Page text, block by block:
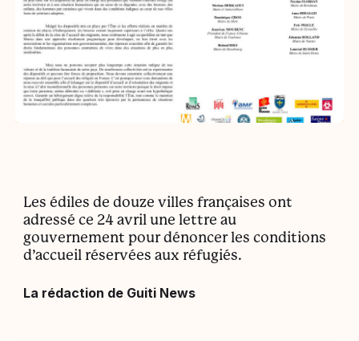
Les édiles de douze villes françaises ont
adressé ce 24 avril une lettre au
gouvernement pour dénoncer les conditions
d’accueil réservées aux réfugiés.
La rédaction de Guiti News